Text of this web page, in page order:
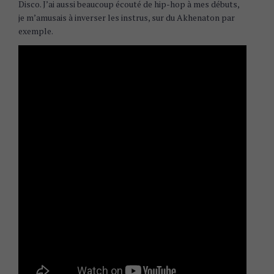
Disco. J’ai aussi beaucoup écouté de hip-hop à mes débuts,
je m’amusais à inverser les instrus, sur du Akhenaton par
exemple.